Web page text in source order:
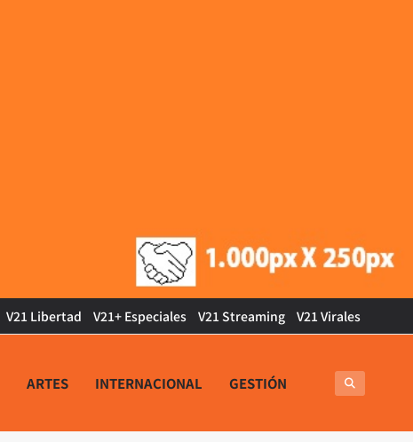
V21 Libertad V21+ Especiales V21 Streaming V21 Virales
ARTES INTERNACIONAL GESTIÓN